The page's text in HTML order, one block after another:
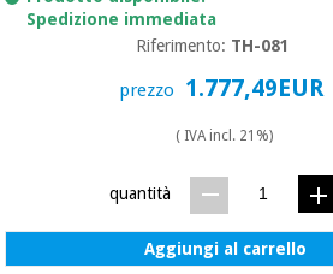
Spedizione immediata
Riferimento: TH-081
prezzo 1.777,49EUR
( IVA incl. 21%)
quantità
Aggiungi al carrello